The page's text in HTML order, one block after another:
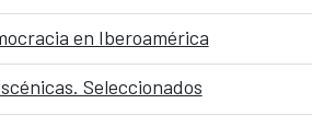
en Iberoamérica
Seleccionados